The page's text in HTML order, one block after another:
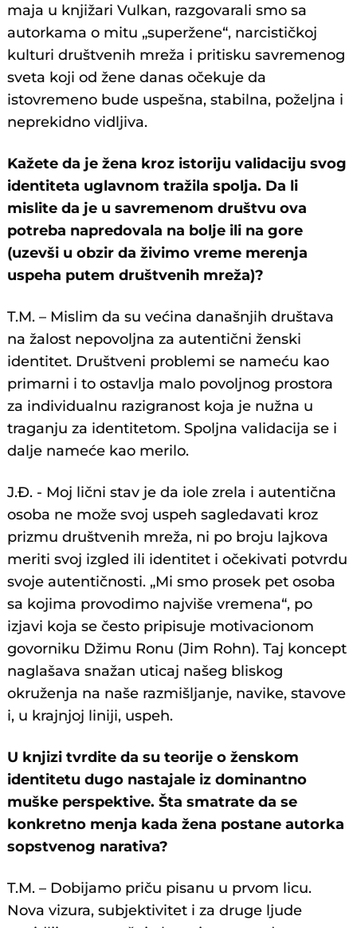
maja u knjižari Vulkan, razgovarali smo sa
autorkama o mitu „superžene“, narcističkoj
kulturi društvenih mreža i pritisku savremenog
sveta koji od žene danas očekuje da
istovremeno bude uspešna, stabilna, poželjna i
neprekidno vidljiva.
Kažete da je žena kroz istoriju validaciju svog
identiteta uglavnom tražila spolja. Da li
mislite da je u savremenom društvu ova
potreba napredovala na bolje ili na gore
(uzevši u obzir da živimo vreme merenja
uspeha putem društvenih mreža)?
T.M. – Mislim da su većina današnjih društava
na žalost nepovoljna za autentični ženski
identitet. Društveni problemi se nameću kao
primarni i to ostavlja malo povoljnog prostora
za individualnu razigranost koja je nužna u
traganju za identitetom. Spoljna validacija se i
dalje nameće kao merilo.
J.Đ. - Moj lični stav je da iole zrela i autentična
osoba ne može svoj uspeh sagledavati kroz
prizmu društvenih mreža, ni po broju lajkova
meriti svoj izgled ili identitet i očekivati potvrdu
svoje autentičnosti. „Mi smo prosek pet osoba
sa kojima provodimo najviše vremena“, po
izjavi koja se često pripisuje motivacionom
govorniku Džimu Ronu (Jim Rohn). Taj koncept
naglašava snažan uticaj našeg bliskog
okruženja na naše razmišljanje, navike, stavove
i, u krajnjoj liniji, uspeh.
U knjizi tvrdite da su teorije o ženskom
identitetu dugo nastajale iz dominantno
muške perspektive. Šta smatrate da se
konkretno menja kada žena postane autorka
sopstvenog narativa?
T.M. – Dobijamo priču pisanu u prvom licu.
Nova vizura, subjektivitet i za druge ljude